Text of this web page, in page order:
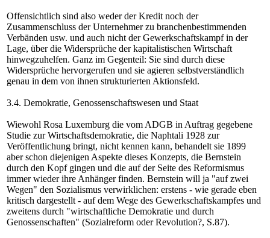
Offensichtlich sind also weder der Kredit noch der
Zusammenschluss der Unternehmer zu branchenbestimmenden
Verbänden usw. und auch nicht der Gewerkschaftskampf in der
Lage, über die Widersprüche der kapitalistischen Wirtschaft
hinwegzuhelfen. Ganz im Gegenteil: Sie sind durch diese
Widersprüche hervorgerufen und sie agieren selbstverständlich
genau in dem von ihnen strukturierten Aktionsfeld.
3.4. Demokratie, Genossenschaftswesen und Staat
Wiewohl Rosa Luxemburg die vom ADGB in Auftrag gegebene
Studie zur Wirtschaftsdemokratie, die Naphtali 1928 zur
Veröffentlichung bringt, nicht kennen kann, behandelt sie 1899
aber schon diejenigen Aspekte dieses Konzepts, die Bernstein
durch den Kopf gingen und die auf der Seite des Reformismus
immer wieder ihre Anhänger finden. Bernstein will ja "auf zwei
Wegen" den Sozialismus verwirklichen: erstens - wie gerade eben
kritisch dargestellt - auf dem Wege des Gewerkschaftskampfes und
zweitens durch "wirtschaftliche Demokratie und durch
Genossenschaften" (Sozialreform oder Revolution?, S.87).